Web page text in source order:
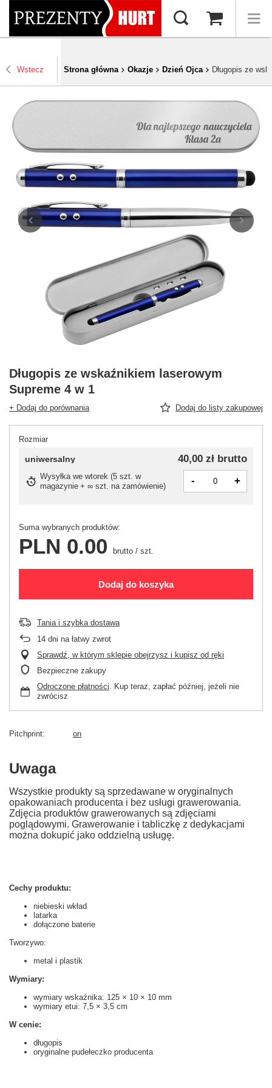
Wstecz Strona główna Okazje Dzień Ojca Długopis ze
Długopis ze wskaźnikiem laserowym
Supreme 4 w 1
+ Dodaj do porównania Dodaj do listy zakupowej
Rozmiar
uniwersalny 40,00 zł brutto
Wysyłka we wtorek (5 szt. w
magazynie + ∞ szt. na zamówienie) - +
Suma wybranych produktów:
PLN 0.00 brutto / szt.
Dodaj do koszyka
Tania i szybka dostawa
14 dni na łatwy zwrot
Sprawdź, w którym sklepie obejrzysz i kupisz od ręki
Bezpieczne zakupy
Odroczone płatności. Kup teraz, zapłać później, jeżeli nie
zwrócisz
Pitchprint on
Uwaga
Wszystkie produkty są sprzedawane w oryginalnych
opakowaniach producenta i bez usługi grawerowania.
Zdjęcia produktów grawerowanych są zdjęciami
poglądowymi. Grawerowanie i tabliczkę z dedykacjami
można dokupić jako oddzielną usługę.
Cechy produktu:
niebieski wkład
latarka
dołączone baterie
Tworzywo:
metal i plastik
Wymiary:
wymiary wskaźnika: 125 × 10 × 10 mm
wymiary etui: 7,5 × 3,5 cm
W cenie:
długopis
oryginalne pudełeczko producenta